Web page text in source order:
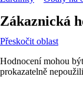
Zákaznická
Přeskočit oblast
Hodnocení mohou
prokazatelně